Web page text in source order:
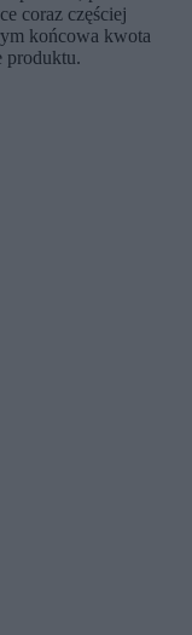
coraz częściej
końcowa kwota
produktu.